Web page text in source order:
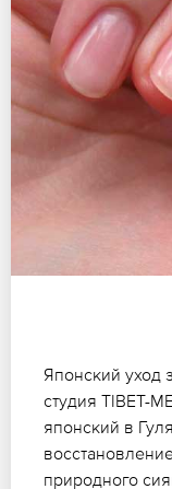
Японский уход
студия TIBET-
японский в
природного